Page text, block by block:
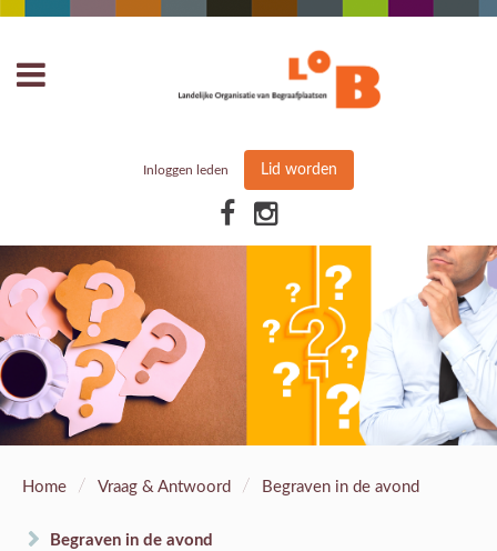
Inloggen leden Lid worden
Home / Vraag & Antwoord / Begraven in de avond
Begraven in de avond